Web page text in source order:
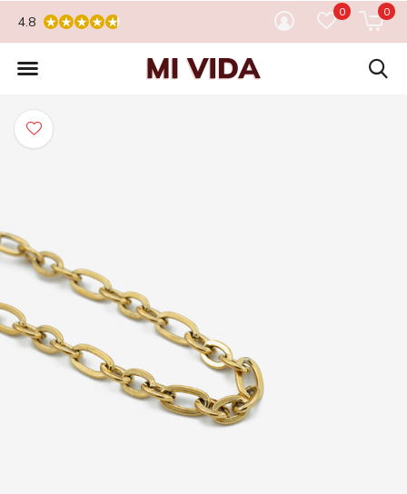
0 0
4.8